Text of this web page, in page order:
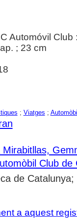
Automóvil
; 23 cm
; Viatges ;
Mirabitllas,
Club de
de
a aquest